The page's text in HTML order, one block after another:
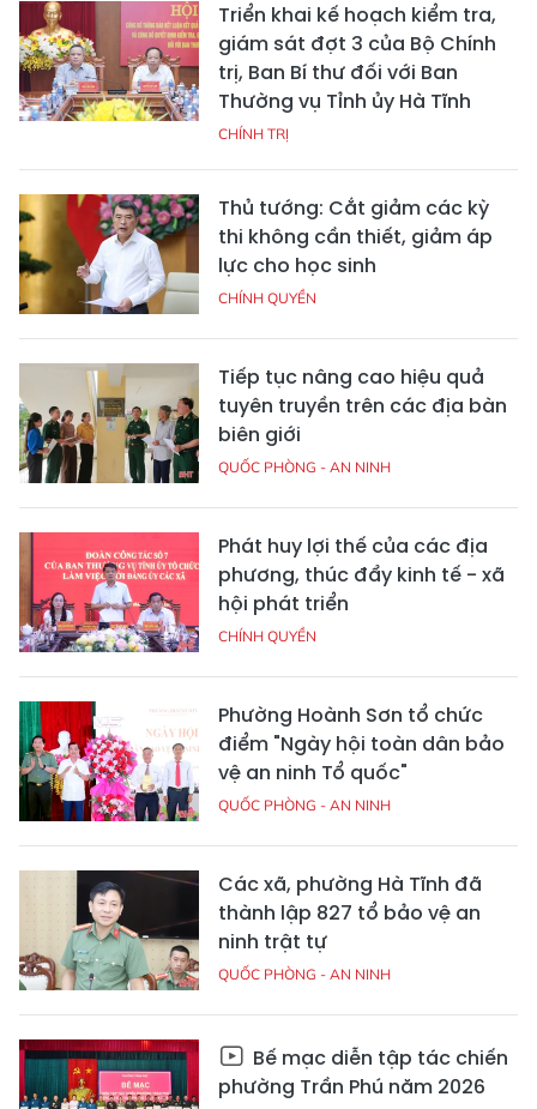
Triển khai kế hoạch kiểm tra,
giám sát đợt 3 của Bộ Chính
trị, Ban Bí thư đối với Ban
Thường vụ Tỉnh ủy Hà Tĩnh
CHÍNH TRỊ
Thủ tướng: Cắt giảm các kỳ
thi không cần thiết, giảm áp
lực cho học sinh
CHÍNH QUYỀN
Tiếp tục nâng cao hiệu quả
tuyên truyền trên các địa bàn
biên giới
QUỐC PHÒNG - AN NINH
Phát huy lợi thế của các địa
phương, thúc đẩy kinh tế - xã
hội phát triển
CHÍNH QUYỀN
Phường Hoành Sơn tổ chức
điểm "Ngày hội toàn dân bảo
vệ an ninh Tổ quốc"
QUỐC PHÒNG - AN NINH
Các xã, phường Hà Tĩnh đã
thành lập 827 tổ bảo vệ an
ninh trật tự
QUỐC PHÒNG - AN NINH
Bế mạc diễn tập tác chiến
phường Trần Phú năm 2026